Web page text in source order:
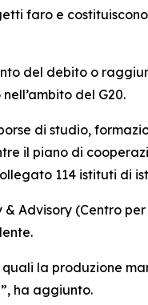
faro e
del debito o
del G20.
di studio,
il piano di
114 istituti di
Advisory (Centro
la produzione
ha aggiunto.